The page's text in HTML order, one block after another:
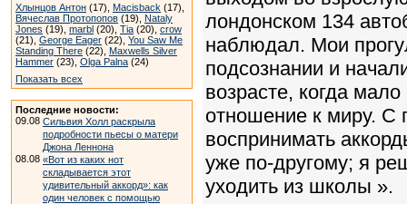
Хлынцов Антон (17), Macisback (17),
Вячеслав Протопопов (19), Nataly
Jones (19), marbl (20), Tia (20), crow
(21), George Eager (22), You Saw Me
Standing There (22), Maxwells Silver
Hammer (23), Olga Palna (24)
Показать всех
Последние новости:
09.08 Сильвия Холл раскрыла
подробности пьесы о матери
Джона Леннона
08.08 «Вот из каких нот
складывается этот
удивительный аккорд»: как
один человек с помощью
лондонском 134
наблюдал. Мои
подсознании и
возрасте, когда
отношение к миру. С
воспринимать
уже по-другому; я
уходить из школы ».